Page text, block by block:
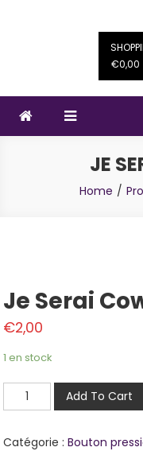
€0,00
JE
Home
Je Serai
€2,00
1 en stock
quantité
de
Add To Cart
Catégorie :Bouton